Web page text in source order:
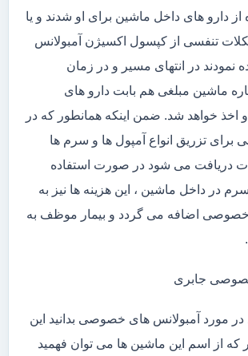
از دارو های داخل ماشین برای او شدند و یا
تنفسی از کپسول اکسیژن آمبولانس
نمودند در انتهای مسیر و در زمان
ماشین مبلغی هم بابت دارو های
اخذ خواهد شد. ضمن اینکه همانطور که در
برای تزریق انواع آمپول ها و سرم ها
دریافت می شود در صورت استفاده
سرم در داخل ماشین ، این هزینه ها نیز به
خصوصی اضافه می گردد و بیمار موظف به
جابری
مورد آمبولانس های خصوصی بدانید این
که از اسم این ماشین ها می توان فهمید